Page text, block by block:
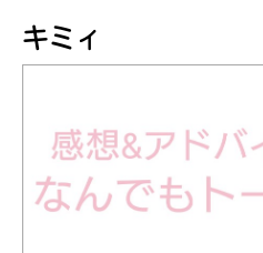
キミィ